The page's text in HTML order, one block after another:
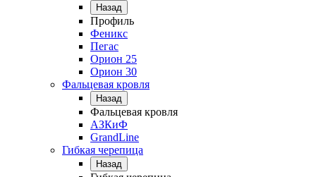
Назад
Профиль
Феникс
Пегас
Орион 25
Орион 30
Фальцевая кровля
Назад
Фальцевая кровля
АЗКиФ
GrandLine
Гибкая черепица
Назад